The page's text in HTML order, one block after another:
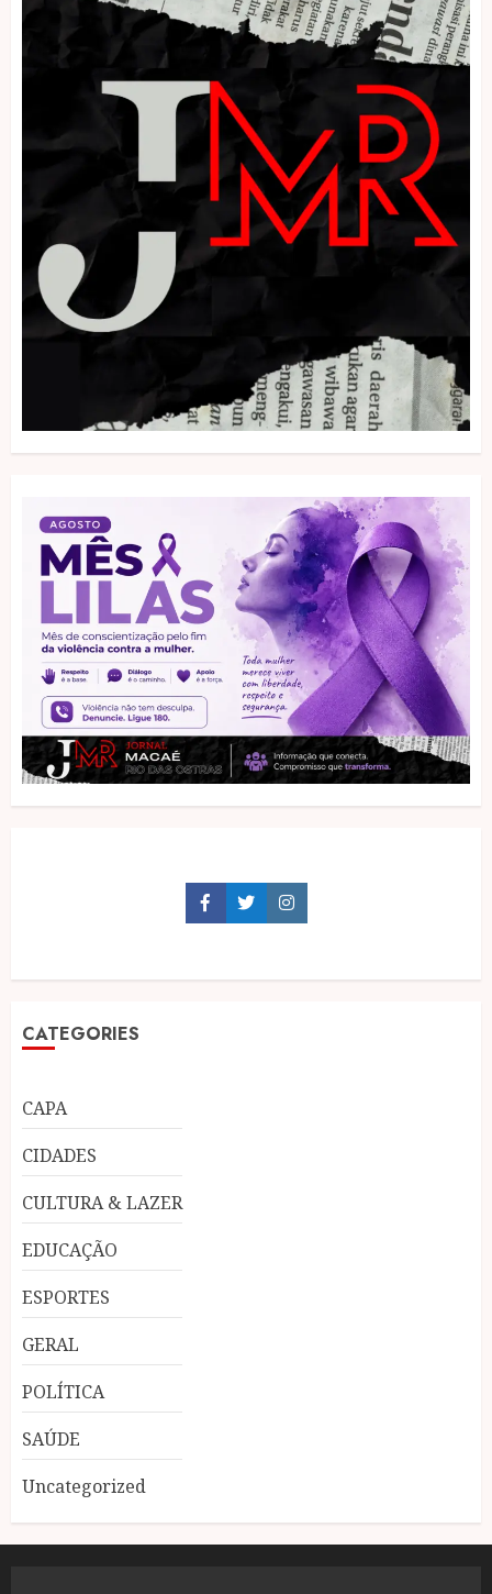
FacebookTwitterInstagram
CATEGORIES
CAPA
CIDADES
CULTURA & LAZER
EDUCAÇÃO
ESPORTES
GERAL
POLÍTICA
SAÚDE
Uncategorized